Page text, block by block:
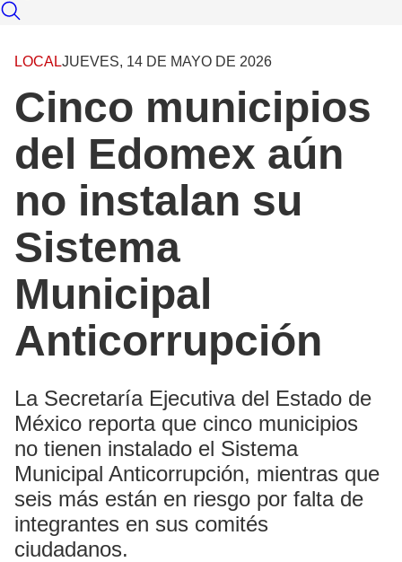
LOCALJUEVES, 14 DE MAYO DE 2026
Cinco municipios
del Edomex aún
no instalan su
Sistema
Municipal
Anticorrupción
La Secretaría Ejecutiva del Estado de
México reporta que cinco municipios
no tienen instalado el Sistema
Municipal Anticorrupción, mientras que
seis más están en riesgo por falta de
integrantes en sus comités
ciudadanos.